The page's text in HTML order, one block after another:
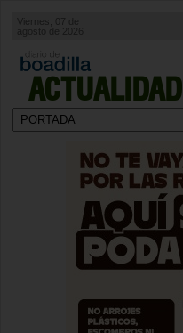
ACTUALIDAD
agosto de 2026